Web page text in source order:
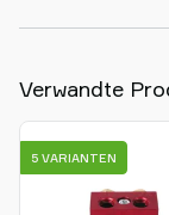
Verwandte
5 VARIANTEN